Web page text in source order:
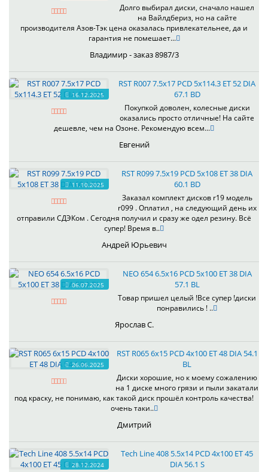
Долго выбирал диски, сначало нашел
на Вайлдбериз, но на сайте
производителя Азов-Тэк цена оказалась привлекательнее, да и
гарантия не помешает...
Владимир - заказ 8987/3
16.12.2025
RST R007 7.5x17 PCD 5x114.3 ET 52 DIA
67.1 BD
Покупкой доволен, колесные диски
оказались просто отличные! На сайте
дешевле, чем на Озоне. Рекомендую всем...
Евгений
11.10.2025
RST R099 7.5x19 PCD 5x108 ET 38 DIA
60.1 BD
Заказал комплект дисков r19 модель
r099 . Оплатил , на следующий день их
отправили СДЭКом . Сегодня получил и сразу же одел резину. Всё
супер! Время в..
Андрей Юрьевич
06.07.2025
NEO 654 6.5x16 PCD 5x100 ET 38 DIA
57.1 BL
Товар пришел целый !Все супер !диски
понравились ! ..
Ярослав С.
26.06.2025
RST R065 6x15 PCD 4x100 ET 48 DIA 54.1
BL
Диски хорошие, но к моему сожалению
на 1 диске много грязи и пыли закатали
под краску, не понимаю, как такой диск прошёл контроль качества!
очень таки..
Дмитрий
28.12.2024
Tech Line 408 5.5x14 PCD 4x100 ET 45
DIA 56.1 S